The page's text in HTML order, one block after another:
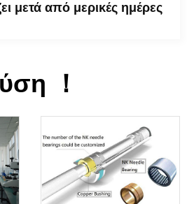
μετά από μερικές ημέρες
！